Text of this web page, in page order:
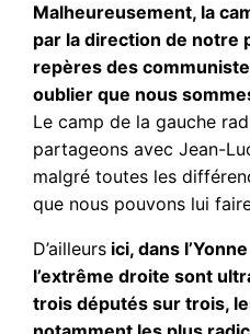
Malheureusement, la
par la direction de notre
repères des
oublier que nous
Le camp de la gauche
partageons avec Jean-
malgré toutes les
que nous pouvons lui
D’ailleurs ici, dans
l’extrême droite sont
trois députés sur trois,